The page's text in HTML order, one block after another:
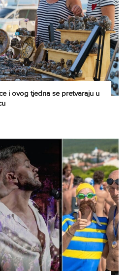
i ovog tjedna se pretvaraju u